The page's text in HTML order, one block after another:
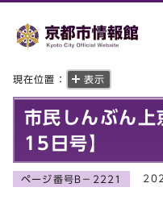
現在位置： 表示
市民しんぶん上
15日号】
ページ番号B－2221